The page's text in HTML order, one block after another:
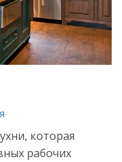
которая
рабочих